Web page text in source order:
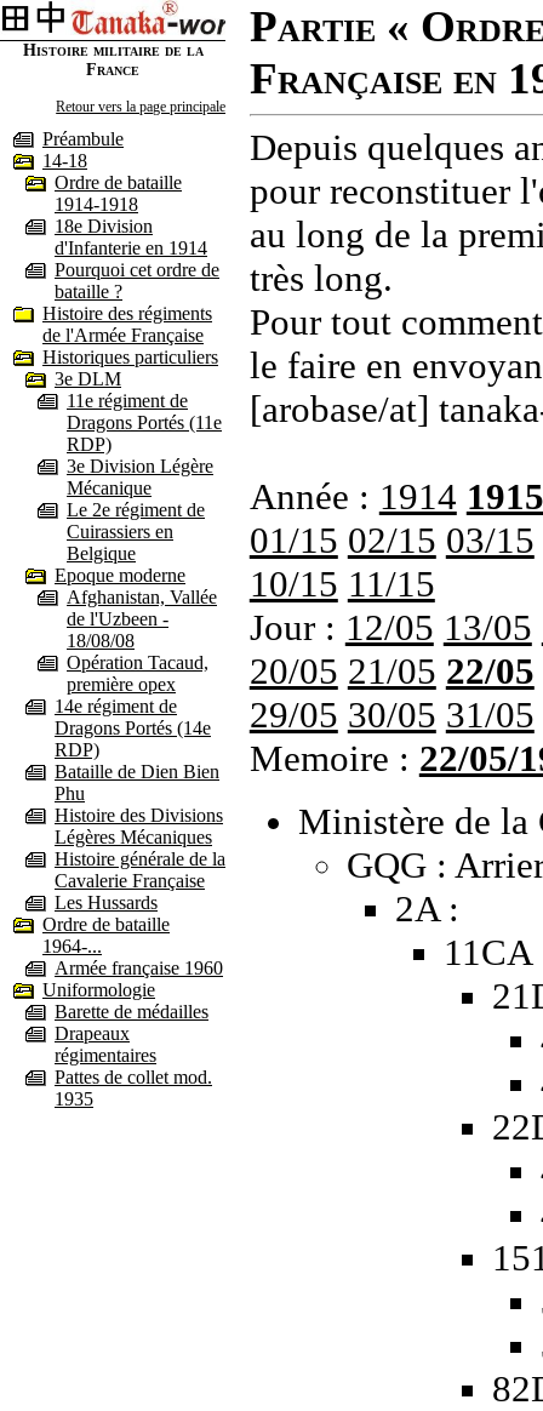
Histoire militaire de la
France
Retour vers la page principale
Préambule
14-18
Ordre de bataille
1914-1918
18e Division
d'Infanterie en 1914
Pourquoi cet ordre de
bataille ?
Histoire des régiments
de l'Armée Française
Historiques particuliers
3e DLM
11e régiment de
Dragons Portés (11e
RDP)
3e Division Légère
Mécanique
Le 2e régiment de
Cuirassiers en
Belgique
Epoque moderne
Afghanistan, Vallée
de l'Uzbeen -
18/08/08
Opération Tacaud,
première opex
14e régiment de
Dragons Portés (14e
RDP)
Bataille de Dien Bien
Phu
Histoire des Divisions
Légères Mécaniques
Histoire générale de la
Cavalerie Française
Les Hussards
Ordre de bataille
1964-...
Armée française 1960
Uniformologie
Barette de médailles
Drapeaux
régimentaires
Pattes de collet mod.
1935
Partie «
Française en
Depuis quelques
pour reconstituer
au long de la
très long.
Pour tout
le faire en
[arobase/at]
Année : 1914 1915
01/15 02/15 03/15
10/15 11/15
Jour : 12/05 13/05
20/05 21/05 22/05
29/05 30/05 31/05
Memoire : 22/05/
Ministère de la
GQG :
2A :